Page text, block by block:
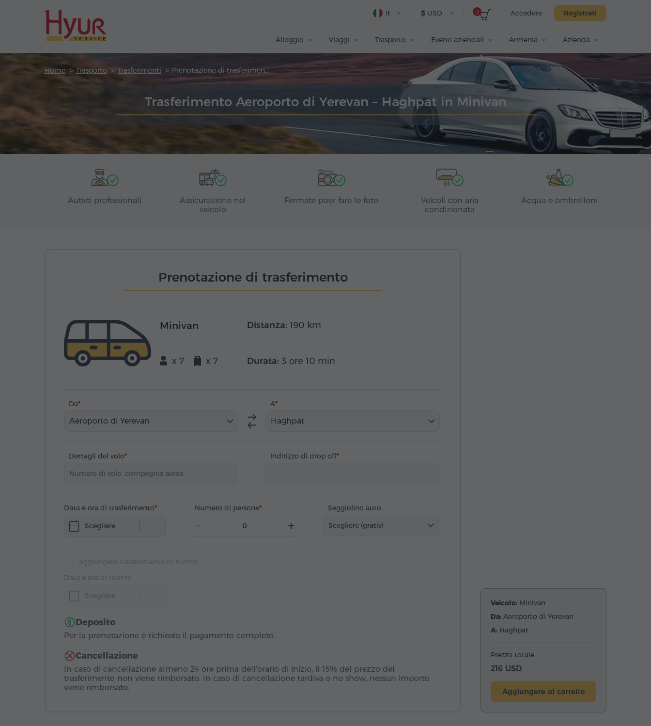
Accedere Registrati
0
$ USD
It
Alloggio Viaggi Trasporto Eventi aziendali Armenia Azienda
Home Trasporto Trasferimenti Prenotazione di trasferimento
Trasferimento Aeroporto di Yerevan – Haghpat in Minivan
Autisti professionali
Assicurazione nel
veicolo
Fermate poer fare le foto
Veicoli con aria
condizionata
Acqua e ombrelloni
Prenotazione di trasferimento
Minivan
x 7 x 7
Distanza: 190 km
Durata: 3 ore 10 min
Da
Aeroporto di Yerevan
A
Haghpat
Dettagli del volo Indirizzo di drop off
Data e ora di trasferimento
Scegliere
Numero di persone
Seggiolino auto
Scegliere (gratis)
Data e ora di ritorno
Scegliere
Deposito
Per la prenotazione è richiesto il pagamento completo.
Cancellazione
In caso di cancellazione almeno 24 ore prima dell'orario di inizio, il 15% del prezzo del
trasferimento non viene rimborsato. In caso di cancellazione tardiva o no show, nessun importo
viene rimborsato.
Veicolo: Minivan
Da: Aeroporto di Yerevan
A: Haghpat
Prezzo totale
216 USD
Aggiungere al carrello